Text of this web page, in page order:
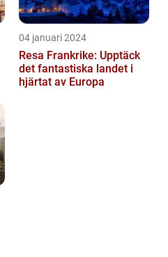
04 januari 2024
Resa Frankrike: Upptäck
det fantastiska landet i
hjärtat av Europa